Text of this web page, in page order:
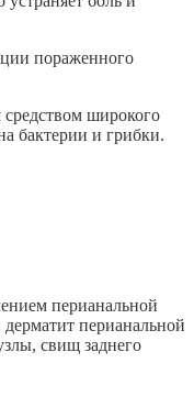
пораженного
средством широкого
бактерии и грибки.
перианальной
дерматит перианальной
свищ заднего